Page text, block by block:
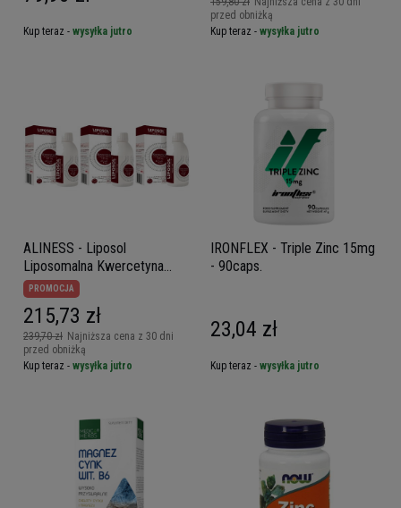
Kup teraz - wysyłka jutro
przed obniżką
Kup teraz - wysyłka jutro
ALINESS - Liposol
Liposomalna Kwercetyna
125mg + Cynk 5mg - 3x
250ml
PROMOCJA
239,70 zł Najniższa cena z 30 dni
przed obniżką
215,73 zł
Kup teraz - wysyłka jutro
IRONFLEX - Triple Zinc 15mg
- 90caps.
23,04 zł
Kup teraz - wysyłka jutro